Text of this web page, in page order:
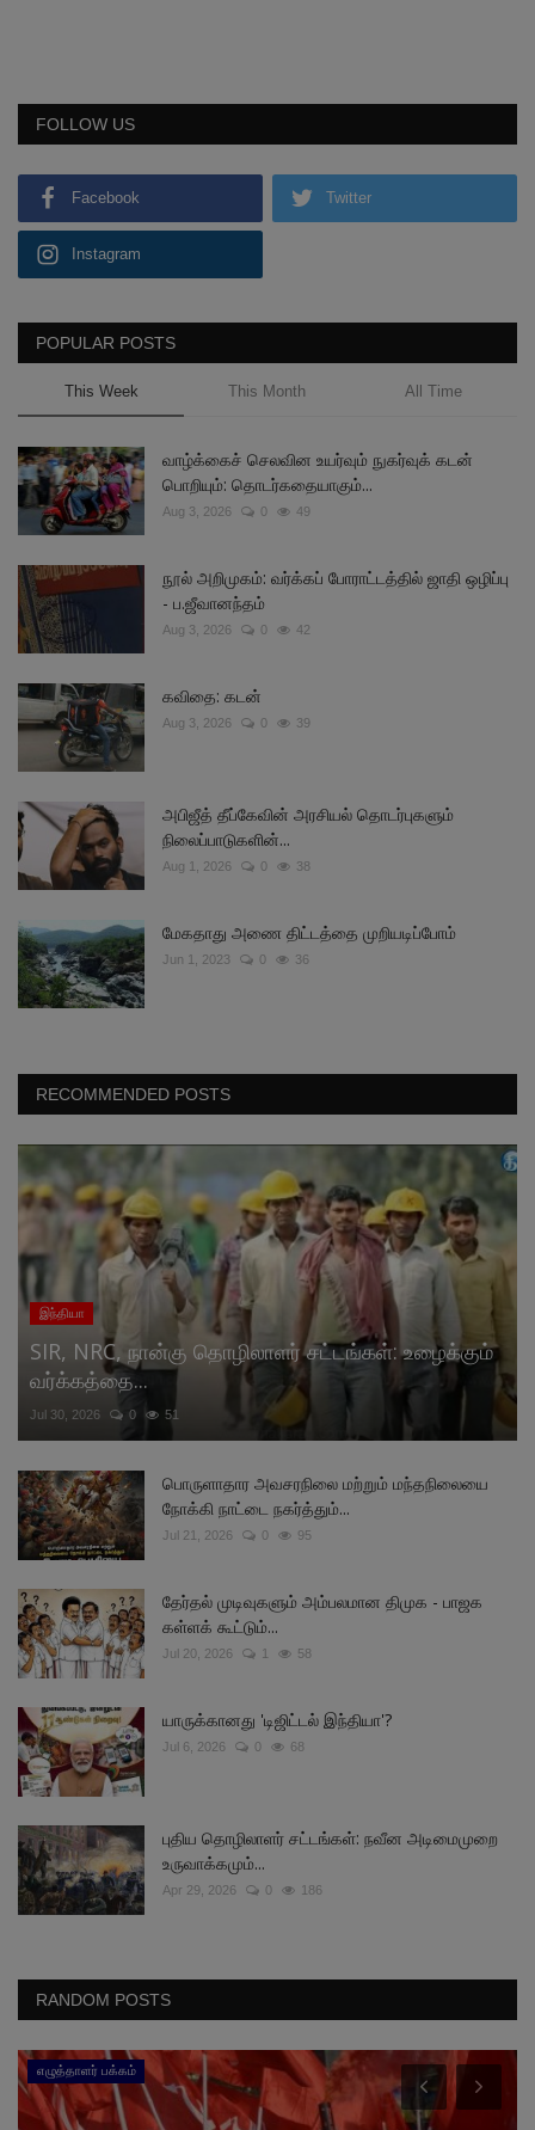
FOLLOW US
Facebook Twitter
Instagram
POPULAR POSTS
This Week This Month All Time
வாழ்க்கைச் செலவின உயர்வும் நுகர்வுக் கடன்
பொறியும்: தொடர்கதையாகும்...
Aug 3, 2026 0 49
நூல் அறிமுகம்: வர்க்கப் போராட்டத்தில் ஜாதி ஒழிப்பு
- ப.ஜீவானந்தம்
Aug 3, 2026 0 42
கவிதை: கடன்
Aug 3, 2026 0 39
அபிஜீத் தீப்கேவின் அரசியல் தொடர்புகளும்
நிலைப்பாடுகளின்...
Aug 1, 2026 0 38
மேகதாது அணை திட்டத்தை முறியடிப்போம்
Jun 1, 2023 0 36
RECOMMENDED POSTS
இந்தியா
SIR, NRC, நான்கு தொழிலாளர் சட்டங்கள்: உழைக்கும்
வர்க்கத்தை...
Jul 30, 2026 0 51
பொருளாதார அவசரநிலை மற்றும் மந்தநிலையை
நோக்கி நாட்டை நகர்த்தும்...
Jul 21, 2026 0 95
தேர்தல் முடிவுகளும் அம்பலமான திமுக - பாஜக
கள்ளக் கூட்டும்...
Jul 20, 2026 1 58
யாருக்கானது 'டிஜிட்டல் இந்தியா'?
Jul 6, 2026 0 68
புதிய தொழிலாளர் சட்டங்கள்: நவீன அடிமைமுறை
உருவாக்கமும்...
Apr 29, 2026 0 186
RANDOM POSTS
எழுத்தாளர் பக்கம்